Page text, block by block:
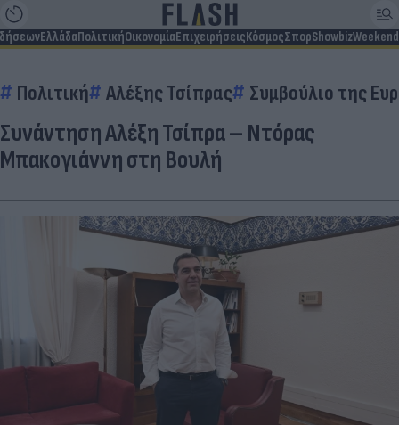
ΕλλάδαΠολιτικήΟικονομίαΕπιχειρήσειςΚόσμοςΣπορShowbizWeekend
Πολιτική Αλέξης Τσίπρας Συμβούλιο της
Συνάντηση Αλέξη Τσίπρα – Ντόρας
Μπακογιάννη στη Βουλή